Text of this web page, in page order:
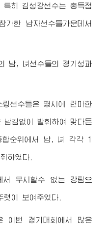
히 김성강선수는 총득점
한 남자선수들가운데서
남, 녀선수들의 경기성과
선수들은 평시에 련마한
남김없이 발휘하여 맞다든
합순위에서 남, 녀 각각 1
하였다.
서 무시할수 없는 강팀으
이 보여주었다.
이번 경기대회에서 많은